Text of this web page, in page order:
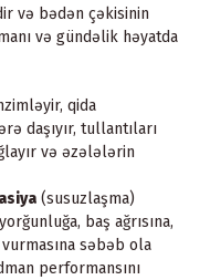
və bədən çəkisinin
və gündəlik həyatda
qida
daşıyır, tullantıları
və əzələlərin
(susuzlaşma)
baş ağrısına,
səbəb ola
performansını